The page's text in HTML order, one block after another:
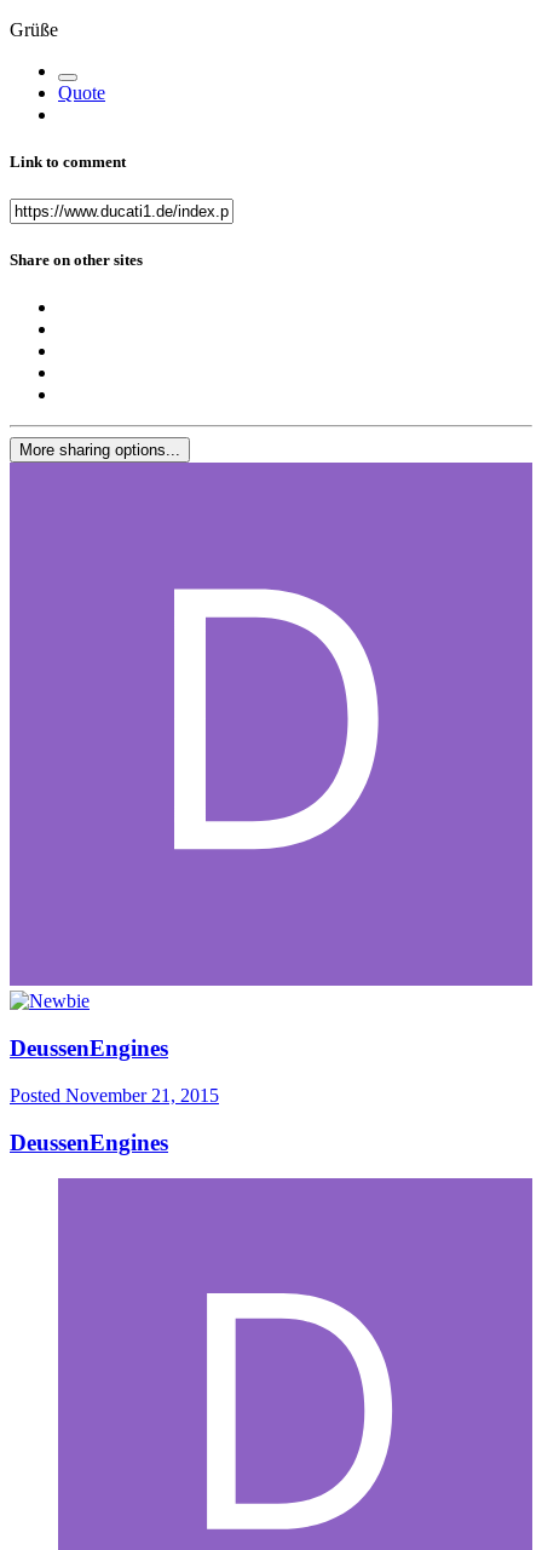
Grüße
Quote
Link to comment
Share on other sites
More sharing options...
DeussenEngines
Posted November 21, 2015
DeussenEngines